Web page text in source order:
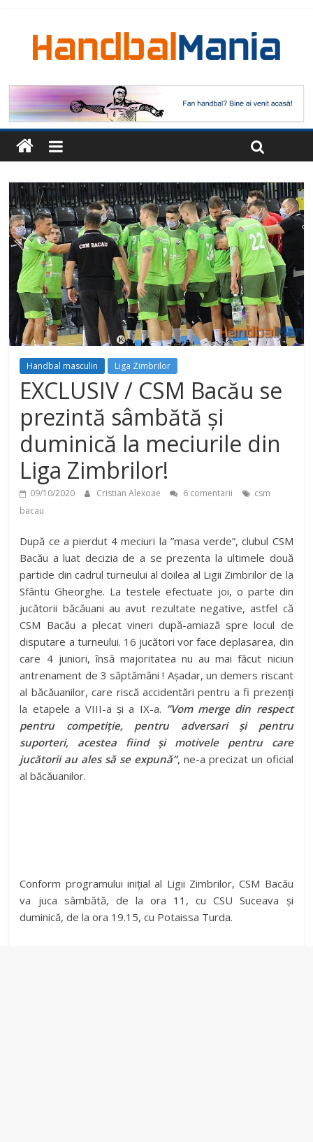
Handbal masculin Liga Zimbrilor
EXCLUSIV / CSM Bacău se
prezintă sâmbătă și
duminică la meciurile din
Liga Zimbrilor!
09/10/2020 Cristian Alexoae 6 comentarii
csm
bacau
După ce a pierdut 4 meciuri la ”masa verde”, clubul CSM
Bacău a luat decizia de a se prezenta la ultimele două
partide din cadrul turneului al doilea al Ligii Zimbrilor de la
Sfântu Gheorghe. La testele efectuate joi, o parte din
jucătorii băcăuani au avut rezultate negative, astfel că
CSM Bacău a plecat vineri după-amiază spre locul de
disputare a turneului. 16 jucători vor face deplasarea, din
care 4 juniori, însă majoritatea nu au mai făcut niciun
antrenament de 3 săptămâni ! Așadar, un demers riscant
al băcăuanilor, care riscă accidentări pentru a fi prezenți
la etapele a VIII-a și a IX-a. ”Vom merge din respect
pentru competiție, pentru adversari și pentru
suporteri, acestea fiind și motivele pentru care
jucătorii au ales să se expună”, ne-a precizat un oficial
al băcăuanilor.
Conform programului inițial al Ligii Zimbrilor, CSM Bacău
va juca sâmbătă, de la ora 11, cu CSU Suceava și
duminică, de la ora 19.15, cu Potaissa Turda.